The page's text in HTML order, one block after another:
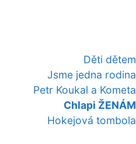
Děti dětem
Jsme jedna rodina
Petr Koukal a Kometa
Chlapi ŽENÁM
Hokejová tombola